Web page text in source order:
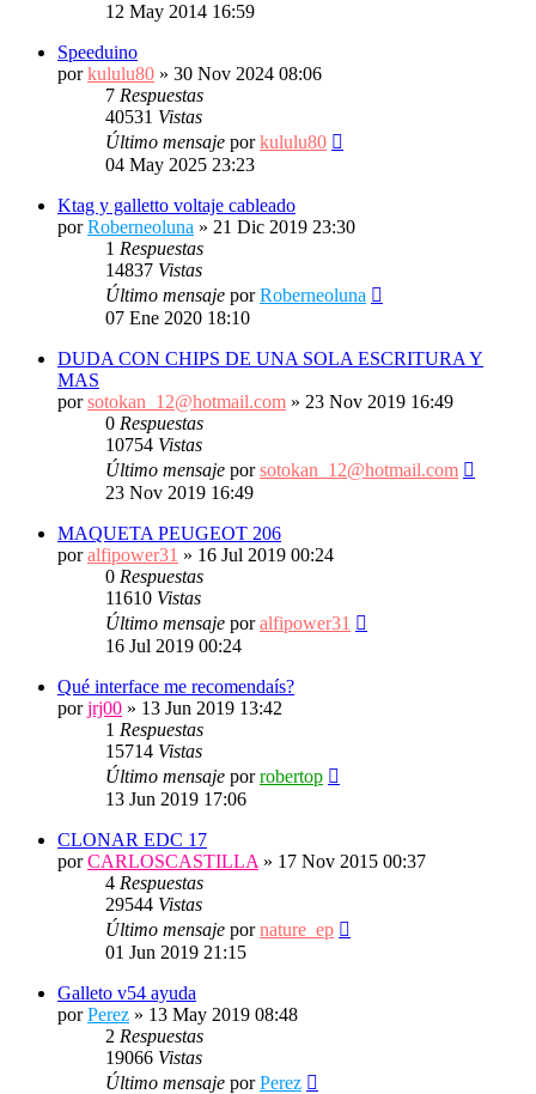
12 May 2014 16:59
Speeduino
porkululu80 » 30 Nov 2024 08:06
7 Respuestas
40531 Vistas
Último mensaje porkululu80
04 May 2025 23:23
Ktag y galletto voltaje cableado
porRoberneoluna » 21 Dic 2019 23:30
1 Respuestas
14837 Vistas
Último mensaje porRoberneoluna
07 Ene 2020 18:10
DUDA CON CHIPS DE UNA SOLA ESCRITURA Y
MAS
porsotokan_12@hotmail.com » 23 Nov 2019 16:49
0 Respuestas
10754 Vistas
Último mensaje porsotokan_12@hotmail.com
23 Nov 2019 16:49
MAQUETA PEUGEOT 206
poralfipower31 » 16 Jul 2019 00:24
0 Respuestas
11610 Vistas
Último mensaje poralfipower31
16 Jul 2019 00:24
Qué interface me recomendaís?
porjrj00 » 13 Jun 2019 13:42
1 Respuestas
15714 Vistas
Último mensaje porrobertop
13 Jun 2019 17:06
CLONAR EDC 17
porCARLOSCASTILLA » 17 Nov 2015 00:37
4 Respuestas
29544 Vistas
Último mensaje pornature_ep
01 Jun 2019 21:15
Galleto v54 ayuda
porPerez » 13 May 2019 08:48
2 Respuestas
19066 Vistas
Último mensaje porPerez